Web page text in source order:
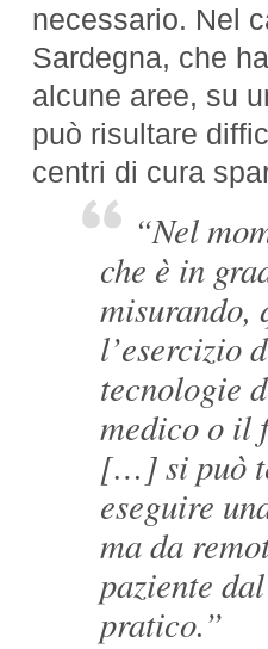
necessario. Nel
Sardegna, che
alcune aree, su
può risultare
centri di cura
“Nel
che è in
misurando,
l’esercizio
tecnologie
medico o il
[…] si può
eseguire
ma da
paziente
pratico.”